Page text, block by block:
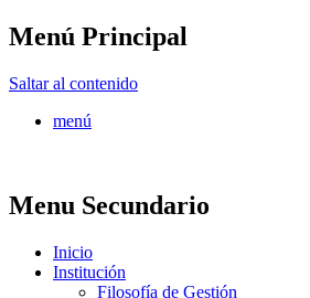
Menú Principal
Saltar al contenido
menú
Menu Secundario
Inicio
Institución
Filosofía de Gestión